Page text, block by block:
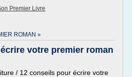
Premier Livre
ROMAN »
votre premier roman
/ 12 conseils pour écrire votre